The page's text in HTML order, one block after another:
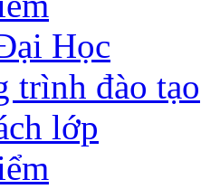
Học
trình đào tạo
lớp